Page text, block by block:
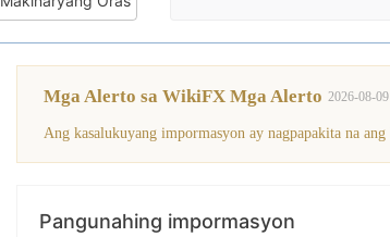
Mga Alerto sa WikiFX Mga Alerto 2026-08-09
Pangunahing impormasyon